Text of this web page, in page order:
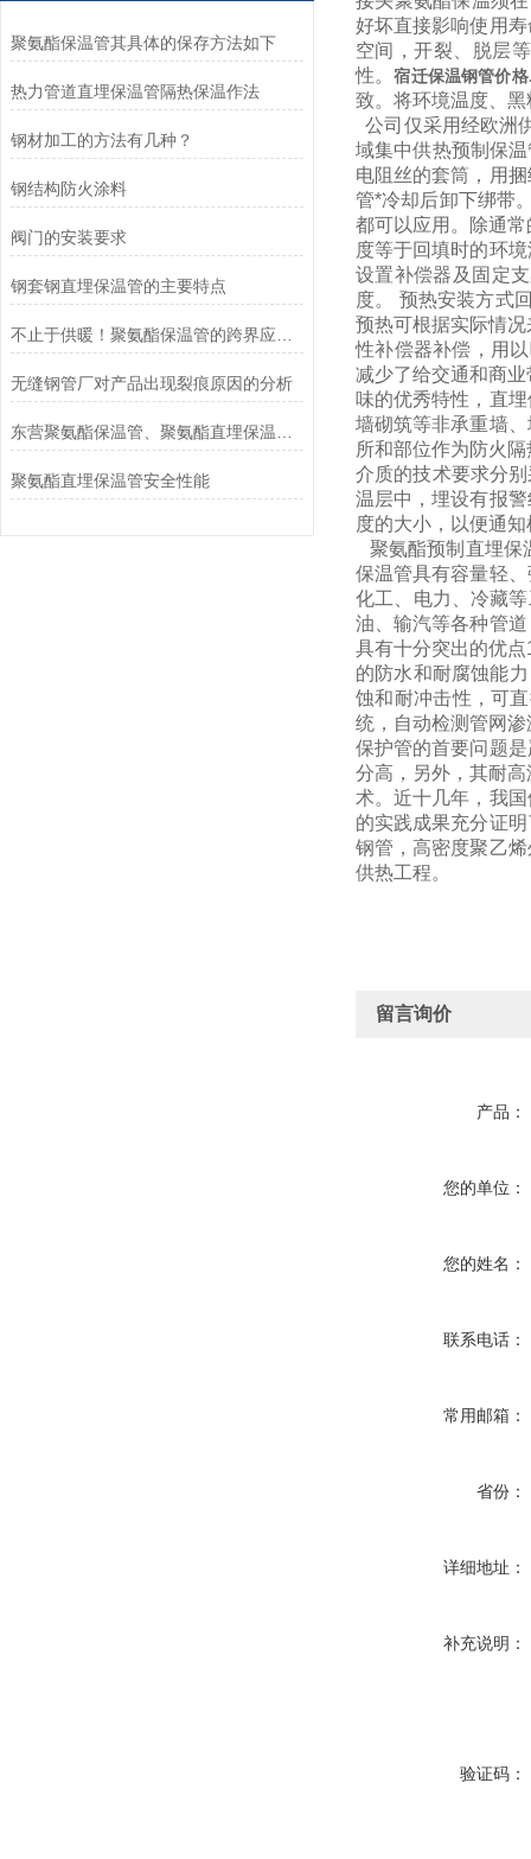
聚氨酯保温管其具体的保存方法如下
热力管道直埋保温管隔热保温作法
钢材加工的方法有几种？
钢结构防火涂料
阀门的安装要求
钢套钢直埋保温管的主要特点
无缝钢管厂对产品出现裂痕原因的分析
聚氨酯直埋保温管安全性能
好坏直接影响使用
空间，开裂、脱层
性。宿迁保温钢管价
致。将环境温度、
公司仅采用经欧洲
域集中供热预制保
电阻丝的套筒，用
管*冷却后卸下绑带
都可以应用。除通
度等于回填时的环
设置补偿器及固定
度。 预热安装方式
预热可根据实际情
性补偿器补偿，用
减少了给交通和商
味的优秀特性，直
墙砌筑等非承重墙
所和部位作为防火
介质的技术要求分
温层中，埋设有报
度的大小，以便通
聚氨酯预制直埋保
保温管具有容量轻
化工、电力、冷藏
油、输汽等各种管
具有十分突出的优
的防水和耐腐蚀能
蚀和耐冲击性，可
统，自动检测管网
保护管的首要问题
分高，另外，其耐
术。近十几年，我
的实践成果充分证
钢管，高密度聚乙
供热工程。
留言询价
产品：
您的单位：
您的姓名：
联系电话：
常用邮箱：
省份：
详细地址：
补充说明：
验证码：